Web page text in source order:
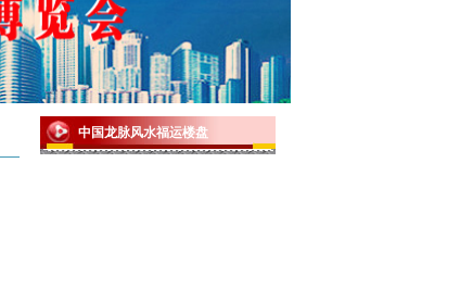
中国龙脉风水福运楼盘